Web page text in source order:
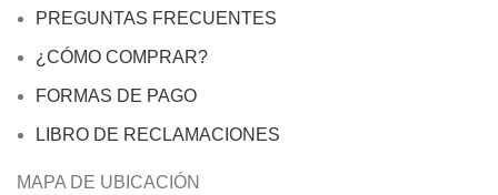
PREGUNTAS FRECUENTES
¿CÓMO COMPRAR?
FORMAS DE PAGO
LIBRO DE RECLAMACIONES
MAPA DE UBICACIÓN